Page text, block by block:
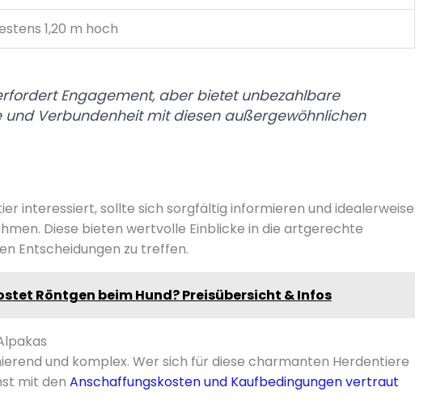
1,20 m hoch
Engagement, aber bietet unbezahlbare
und Verbundenheit mit diesen außergewöhnlichen
interessiert, sollte sich sorgfältig informieren und idealerweise
Diese bieten wertvolle Einblicke in die artgerechte
Entscheidungen zu treffen.
Röntgen beim Hund? Preisübersicht & Infos
und komplex. Wer sich für diese charmanten Herdentiere
mit den Anschaffungskosten und Kaufbedingungen vertraut